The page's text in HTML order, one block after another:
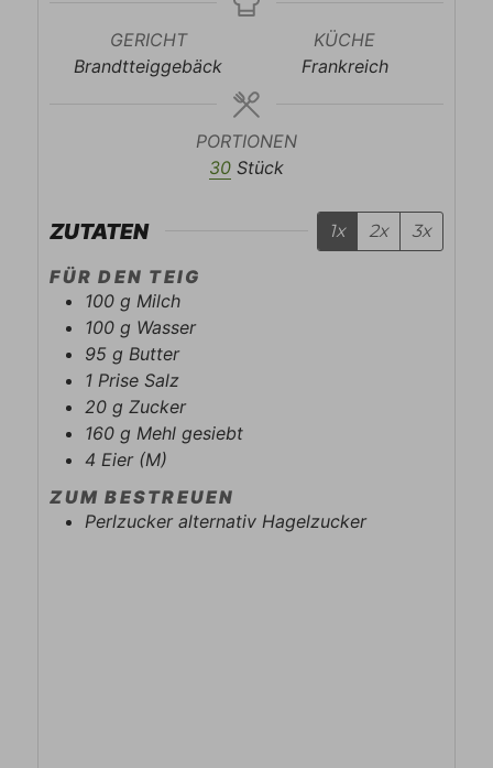
GERICHT
Brandtteiggebäck
KÜCHE
Frankreich
PORTIONEN
30 Stück
ZUTATEN 1x 2x 3x
FÜR DEN TEIG
100 g Milch
100 g Wasser
95 g Butter
1 Prise Salz
20 g Zucker
160 g Mehl gesiebt
4 Eier (M)
ZUM BESTREUEN
Perlzucker alternativ Hagelzucker